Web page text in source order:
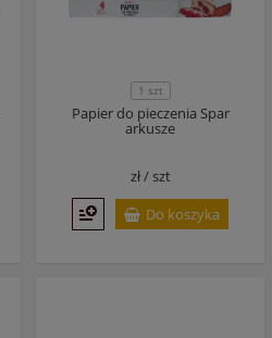
1 szt
Papier do pieczenia Spar
arkusze
zł /szt
Do koszyka